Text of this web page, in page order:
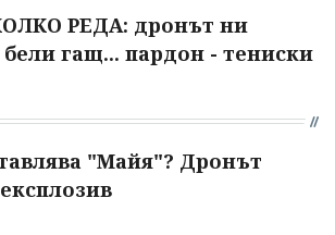
РЕДА: дронът ни
гащ... пардон - тениски
"Майя"? Дронът